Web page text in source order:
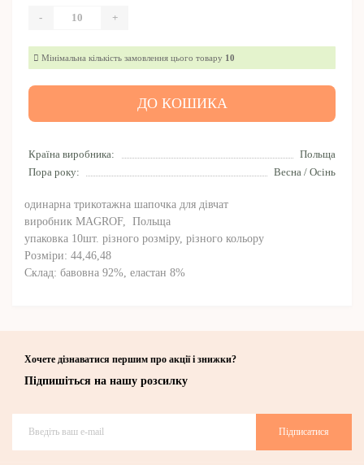
Країна виробника:
Польща
Пора року:
Весна / Осінь
одинарна трикотажна шапочка для дівчат
виробник MAGROF, Польща
упаковка 10шт. різного розміру, різного кольору
Розміри: 44,46,48
Склад: бавовна 92%, еластан 8%
- +
Мінімальна кількість замовлення цього товару 10
ДО КОШИКА
Хочете дізнаватися першим про акції і знижки?
Підпишіться на нашу розсилку
Підписатися